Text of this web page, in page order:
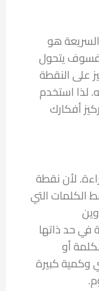
هو
، فسوف يتحول
على النقطة
لذا استخدم
أفكارك
لأن نقطة
الكلمات التي
في حد ذاتها
أو
وكمية كبيرة